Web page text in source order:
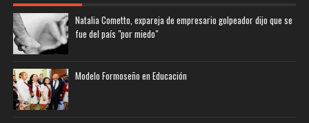
Natalia Cometto, expareja de empresario golpeador dijo que se
fue del país "por miedo"
Modelo Formoseño en Educación